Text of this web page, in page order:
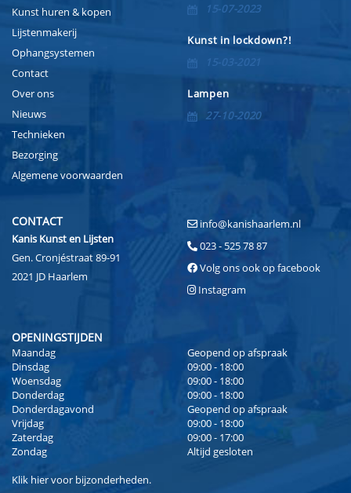
Kunst huren & kopen
Lijstenmakerij
Ophangsystemen
Contact
Over ons
Nieuws
Technieken
Bezorging
Algemene voorwaarden
15-07-2023
Kunst in lockdown?!
15-03-2021
Lampen
27-10-2020
CONTACT
Kanis Kunst en Lijsten
Gen. Cronjéstraat 89-91
2021 JD Haarlem
info@kanishaarlem.nl
023 - 525 78 87
Volg ons ook op facebook
Instagram
OPENINGSTIJDEN
Maandag
Geopend op afspraak
Dinsdag
09:00 - 18:00
Woensdag
09:00 - 18:00
Donderdag
09:00 - 18:00
Donderdagavond
Geopend op afspraak
Vrijdag
09:00 - 18:00
Zaterdag
09:00 - 17:00
Zondag
Altijd gesloten
Klik hiervoor bijzonderheden.